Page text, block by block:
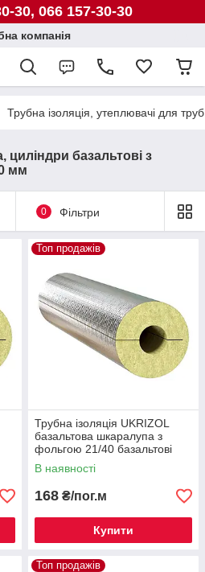
30, 066 157-30-30
компанія
Трубна ізоляція, утеплювачі для труб
циліндри базальтові з
мм
0 Фільтри
Топ продажів
Трубна ізоляція UKRIZOL
базальтова шкаралупа з
фольгою 21/40 базальтові
циліндри
В наявності
168 ₴/пог.м
Купити
Топ продажів